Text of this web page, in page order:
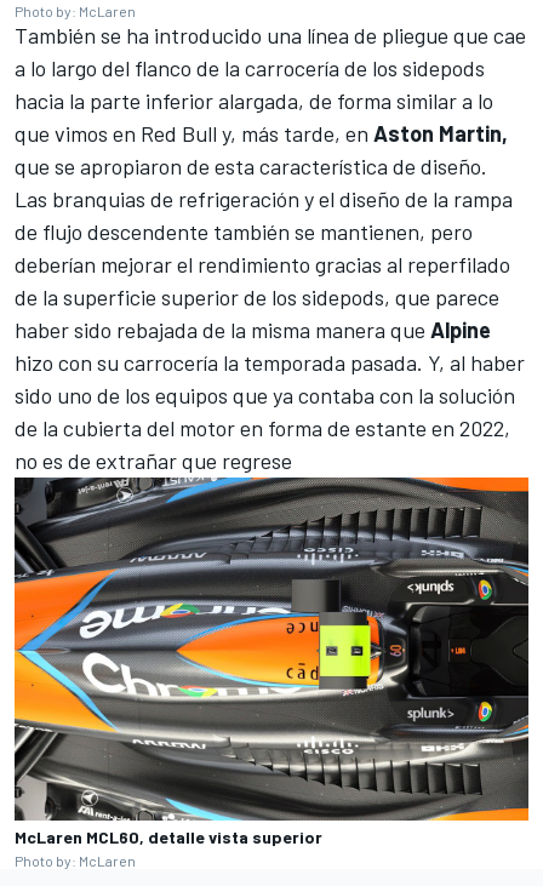
Photo by: McLaren
También se ha introducido una línea de pliegue que cae
a lo largo del flanco de la carrocería de los sidepods
hacia la parte inferior alargada, de forma similar a lo
que vimos en Red Bull y, más tarde, en Aston Martin,
que se apropiaron de esta característica de diseño.
Las branquias de refrigeración y el diseño de la rampa
de flujo descendente también se mantienen, pero
deberían mejorar el rendimiento gracias al reperfilado
de la superficie superior de los sidepods, que parece
haber sido rebajada de la misma manera que Alpine
hizo con su carrocería la temporada pasada. Y, al haber
sido uno de los equipos que ya contaba con la solución
de la cubierta del motor en forma de estante en 2022,
no es de extrañar que regrese
McLaren MCL60, detalle vista superior
Photo by: McLaren